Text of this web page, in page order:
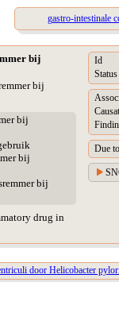
gastro-intestinale
bij
bij
bij
bij
bij
drug in
Id
Status
Due to
door Helicobacter